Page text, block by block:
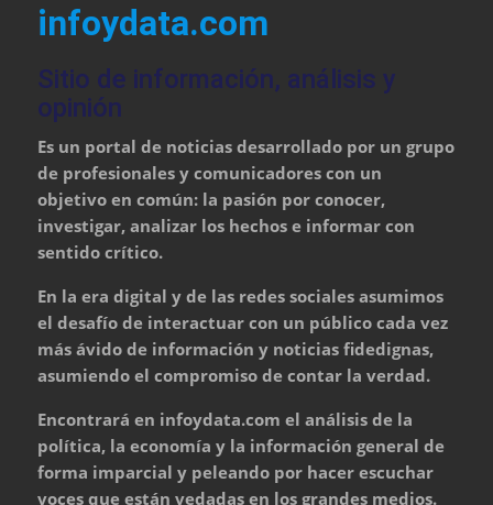
infoydata.com
Sitio de información, análisis y
opinión
Es un portal de noticias desarrollado por un grupo
de profesionales y comunicadores con un
objetivo en común: la pasión por conocer,
investigar, analizar los hechos e informar con
sentido crítico.
En la era digital y de las redes sociales asumimos
el desafío de interactuar con un público cada vez
más ávido de información y noticias fidedignas,
asumiendo el compromiso de contar la verdad.
Encontrará en infoydata.com el análisis de la
política, la economía y la información general de
forma imparcial y peleando por hacer escuchar
voces que están vedadas en los grandes medios.